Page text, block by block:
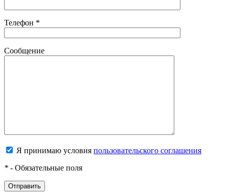
Телефон *
Сообщение
Я принимаю условия пользовательского соглашения
* - Обязательные поля